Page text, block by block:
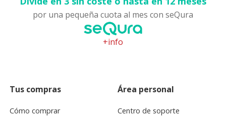
por una pequeña cuota al mes con seQura
+info
Tus compras
Cómo comprar
Área personal
Centro de soporte